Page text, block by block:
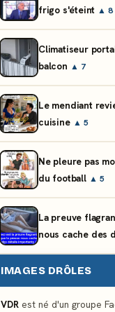
frigo s'éteint ▲ 8
Climatiseur
balcon ▲ 7
Le mendiant
cuisine ▲ 5
Ne pleure pas
du football ▲ 5
La preuve
nous cache des
IMAGES DRÔLES
VDR est né d'un groupe